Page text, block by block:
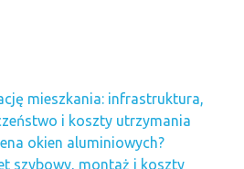
mieszkania: infrastruktura,
i koszty utrzymania
okien aluminiowych?
szybowy, montaż i koszty